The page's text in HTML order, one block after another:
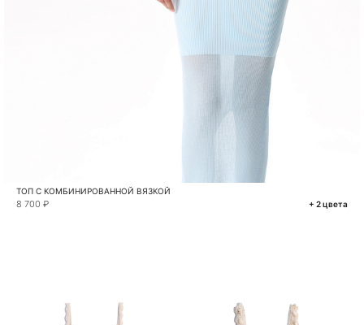
ТОП С КОМБИНИРОВАННОЙ ВЯЗКОЙ
8 700 ₽ + 2 цвета